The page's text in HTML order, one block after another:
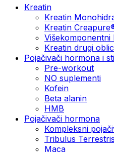
Kreatin
Kreatin
Kreatin
Višekomponentni
Kreatin drugi
Pojačivači hormona i
Pre-workout
NO suplementi
Kofein
Beta alanin
HMB
Pojačivači hormona
Kompleksni
Tribulus Terrestris
Maca